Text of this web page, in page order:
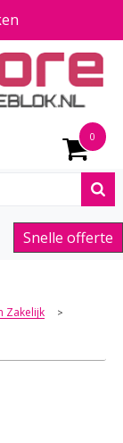
0
Snelle offerte
Zakelijk >